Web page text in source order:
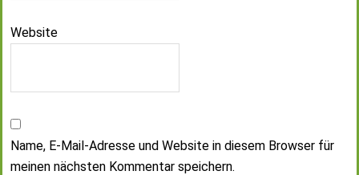
Website
Name, E-Mail-Adresse und Website in diesem Browser für
meinen nächsten Kommentar speichern.